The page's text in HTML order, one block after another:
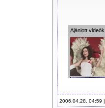
Ajánlott videók
2006.04.28. 04:59 |